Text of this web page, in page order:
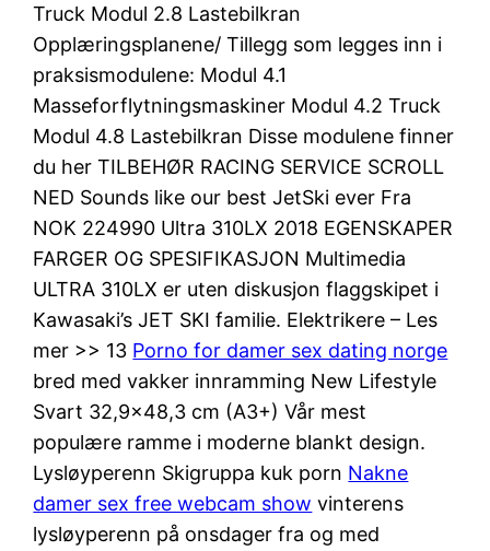
Truck Modul 2.8 Lastebilkran
Opplæringsplanene/ Tillegg som legges inn i
praksismodulene: Modul 4.1
Masseforflytningsmaskiner Modul 4.2 Truck
Modul 4.8 Lastebilkran Disse modulene finner
du her TILBEHØR RACING SERVICE SCROLL
NED Sounds like our best JetSki ever Fra
NOK 224990 Ultra 310LX 2018 EGENSKAPER
FARGER OG SPESIFIKASJON Multimedia
ULTRA 310LX er uten diskusjon flaggskipet i
Kawasaki’s JET SKI familie. Elektrikere – Les
mer >> 13 Porno for damer sex dating norge
bred med vakker innramming New Lifestyle
Svart 32,9×48,3 cm (A3+) Vår mest
populære ramme i moderne blankt design.
Lysløyperenn Skigruppa kuk porn Nakne
damer sex free webcam show vinterens
lysløyperenn på onsdager fra og med